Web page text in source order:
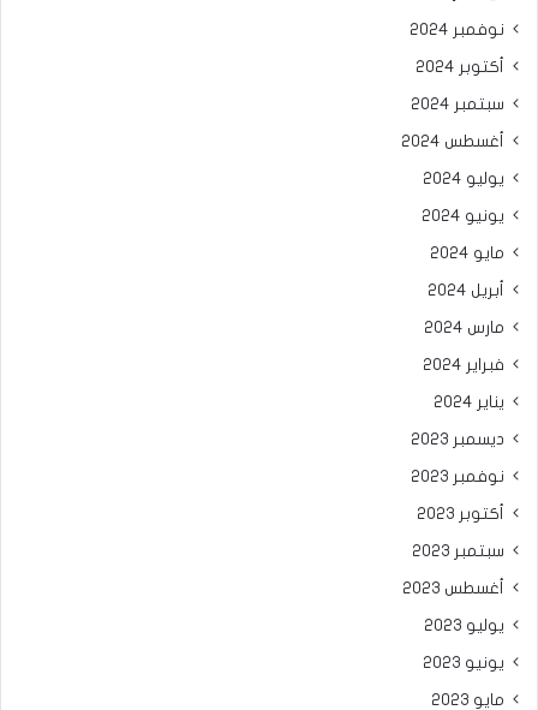
نوفمبر 2024
أكتوبر 2024
سبتمبر 2024
أغسطس 2024
يوليو 2024
يونيو 2024
مايو 2024
أبريل 2024
مارس 2024
فبراير 2024
يناير 2024
ديسمبر 2023
نوفمبر 2023
أكتوبر 2023
سبتمبر 2023
أغسطس 2023
يوليو 2023
يونيو 2023
مايو 2023